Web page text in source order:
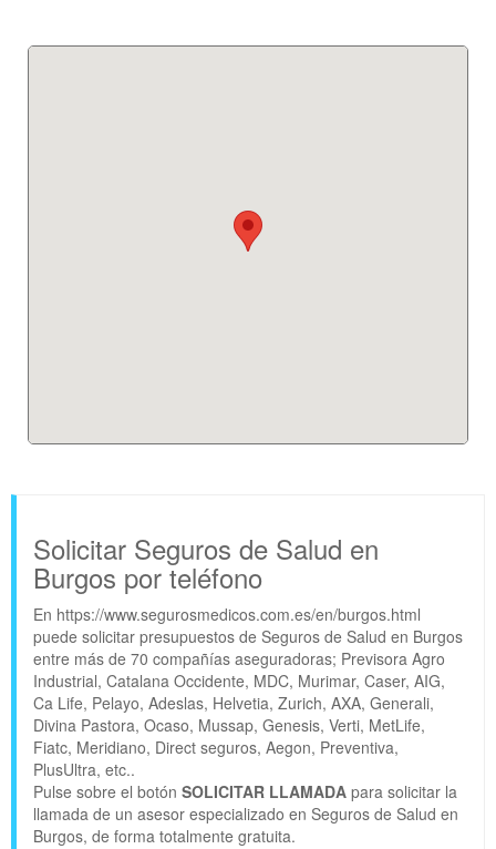
Solicitar Seguros de Salud en
Burgos por teléfono
En https://www.segurosmedicos.com.es/en/burgos.html
puede solicitar presupuestos de Seguros de Salud en Burgos
entre más de 70 compañías aseguradoras; Previsora Agro
Industrial, Catalana Occidente, MDC, Murimar, Caser, AIG,
Ca Life, Pelayo, Adeslas, Helvetia, Zurich, AXA, Generali,
Divina Pastora, Ocaso, Mussap, Genesis, Verti, MetLife,
Fiatc, Meridiano, Direct seguros, Aegon, Preventiva,
PlusUltra, etc..
Pulse sobre el botón SOLICITAR LLAMADA para solicitar la
llamada de un asesor especializado en Seguros de Salud en
Burgos, de forma totalmente gratuita.